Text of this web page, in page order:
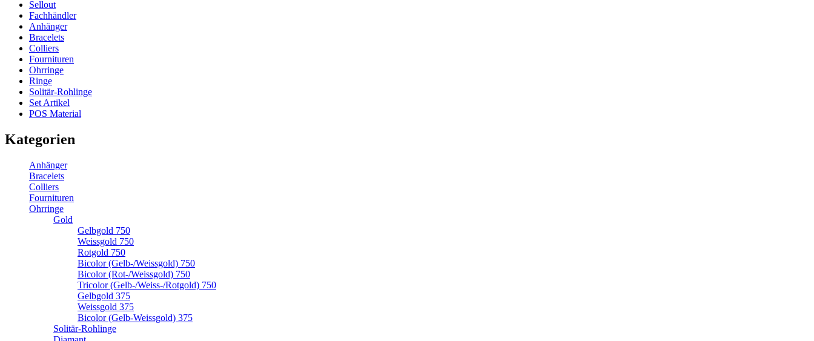
Sellout
Fachhändler
Anhänger
Bracelets
Colliers
Fournituren
Ohrringe
Ringe
Solitär-Rohlinge
Set Artikel
POS Material
Kategorien
Anhänger
Bracelets
Colliers
Fournituren
Ohrringe
Gold
Gelbgold 750
Weissgold 750
Rotgold 750
Bicolor (Gelb-/Weissgold) 750
Bicolor (Rot-/Weissgold) 750
Tricolor (Gelb-/Weiss-/Rotgold) 750
Gelbgold 375
Weissgold 375
Bicolor (Gelb-Weissgold) 375
Solitär-Rohlinge